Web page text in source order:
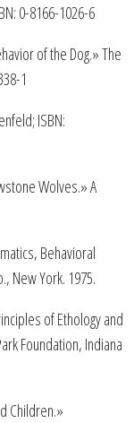
0-8166-1026-6
of the Dog.» The
1
ISBN:
Wolves.» A
Behavioral
New York. 1975.
of Ethology and
Foundation, Indiana
Children.»